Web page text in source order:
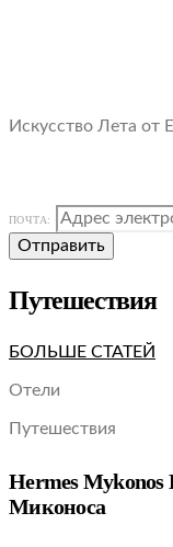
Искусство Лета от
ПОЧТА:
Отправить
Путешествия
БОЛЬШЕ СТАТЕЙ
Отели
Путешествия
Hermes Mykonos
Миконоса